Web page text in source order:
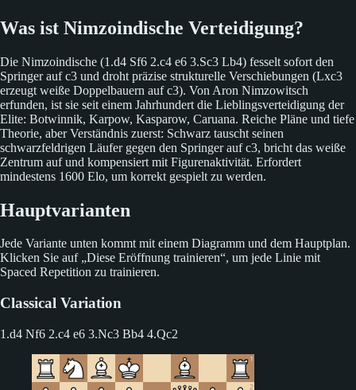
Was ist Nimzoindische Verteidigung?
Die Nimzoindische (1.d4 Sf6 2.c4 e6 3.Sc3 Lb4) fesselt sofort den
Springer auf c3 und droht präzise strukturelle Verschiebungen (Lxc3
erzeugt weiße Doppelbauern auf c3). Von Aron Nimzowitsch
erfunden, ist sie seit einem Jahrhundert die Lieblingsverteidigung der
Elite: Botwinnik, Karpow, Kasparow, Caruana. Reiche Pläne und tiefe
Theorie, aber Verständnis zuerst: Schwarz tauscht seinen
schwarzfeldrigen Läufer gegen den Springer auf c3, bricht das weiße
Zentrum auf und kompensiert mit Figurenaktivität. Erfordert
mindestens 1600 Elo, um korrekt gespielt zu werden.
Hauptvarianten
Jede Variante unten kommt mit einem Diagramm und dem Hauptplan.
Klicken Sie auf „Diese Eröffnung trainieren“, um jede Linie mit
Spaced Repetition zu trainieren.
Classical Variation
1.d4 Nf6 2.c4 e6 3.Nc3 Bb4 4.Qc2